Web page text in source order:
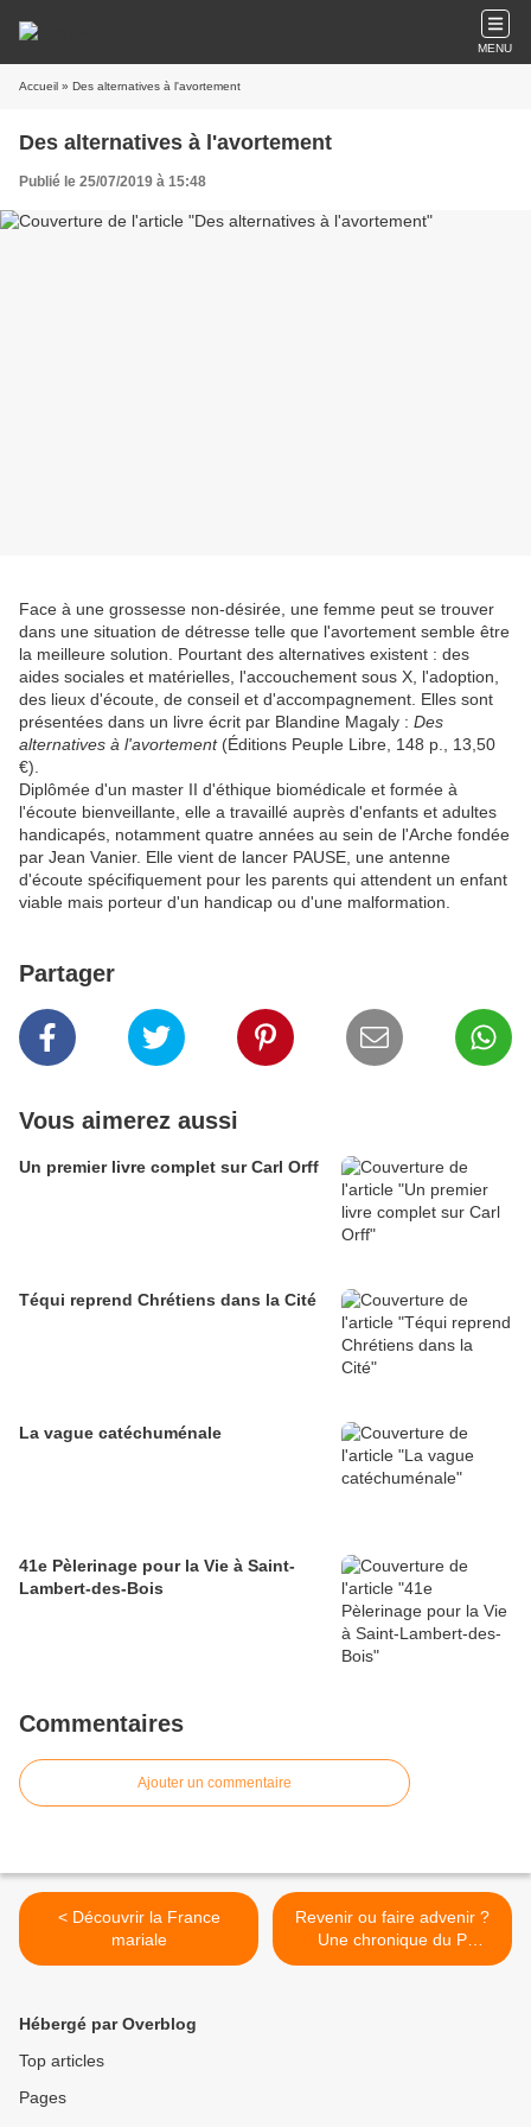
MENU
Accueil » Des alternatives à l'avortement
Des alternatives à l'avortement
Publié le 25/07/2019 à 15:48
Face à une grossesse non-désirée, une femme peut se trouver
dans une situation de détresse telle que l'avortement semble être
la meilleure solution. Pourtant des alternatives existent : des
aides sociales et matérielles, l'accouchement sous X, l'adoption,
des lieux d'écoute, de conseil et d'accompagnement. Elles sont
présentées dans un livre écrit par Blandine Magaly : Des
alternatives à l'avortement (Éditions Peuple Libre, 148 p., 13,50
€).
Diplômée d'un master II d'éthique biomédicale et formée à
l'écoute bienveillante, elle a travaillé auprès d'enfants et adultes
handicapés, notamment quatre années au sein de l'Arche fondée
par Jean Vanier. Elle vient de lancer PAUSE, une antenne
d'écoute spécifiquement pour les parents qui attendent un enfant
viable mais porteur d'un handicap ou d'une malformation.
Partager
Vous aimerez aussi
Un premier livre complet sur Carl Orff
Téqui reprend Chrétiens dans la Cité
La vague catéchuménale
41e Pèlerinage pour la Vie à Saint-
Lambert-des-Bois
Commentaires
Ajouter un commentaire
< Découvrir la France
mariale
Revenir ou faire advenir ?
Une chronique du P
Bernard Devert >
Hébergé par Overblog
Top articles
Pages